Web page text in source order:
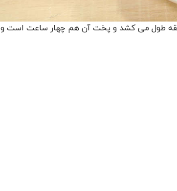
طول می کشد و پخت آن هم چهار ساعت است و